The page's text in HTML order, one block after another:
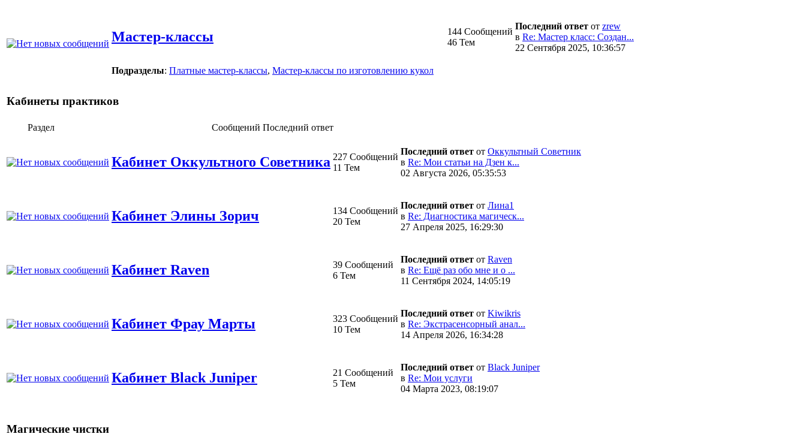
Мастер-классы
144 Сообщений
46 Тем
Последний ответ от zrew
в Re: Мастер класс: Создан...
22 Сентября 2025, 10:36:57
Подразделы: Платные мастер-классы, Мастер-классы по изготовлению кукол
Кабинеты практиков
Раздел Сообщений Последний ответ
Кабинет Оккультного Советника 227 Сообщений
11 Тем
Последний ответ от Оккультный Советник
в Re: Мои статьи на Дзен к...
02 Августа 2026, 05:35:53
Кабинет Элины Зорич
134 Сообщений
20 Тем
Последний ответ от Лина1
в Re: Диагностика магическ...
27 Апреля 2025, 16:29:30
Кабинет Raven
39 Сообщений
6 Тем
Последний ответ от Raven
в Re: Ещё раз обо мне и о ...
11 Сентября 2024, 14:05:19
Кабинет Фрау Марты
323 Сообщений
10 Тем
Последний ответ от Kiwikris
в Re: Экстрасенсорный анал...
14 Апреля 2026, 16:34:28
Кабинет Black Juniper
21 Сообщений
5 Тем
Последний ответ от Black Juniper
в Re: Мои услуги
04 Марта 2023, 08:19:07
Магические чистки